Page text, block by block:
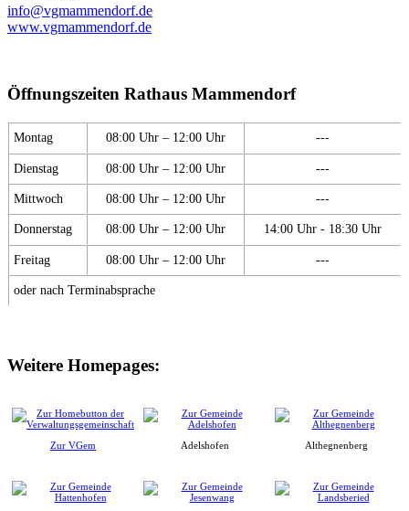
info@vgmammendorf.de
www.vgmammendorf.de
Öffnungszeiten Rathaus Mammendorf
Montag 08:00 Uhr – 12:00 Uhr ---
Dienstag 08:00 Uhr – 12:00 Uhr ---
Mittwoch 08:00 Uhr – 12:00 Uhr ---
Donnerstag 08:00 Uhr – 12:00 Uhr 14:00 Uhr - 18:30 Uhr
Freitag 08:00 Uhr – 12:00 Uhr ---
oder nach Terminabsprache
Weitere Homepages:
Zur VGem Adelshofen Althegnenberg